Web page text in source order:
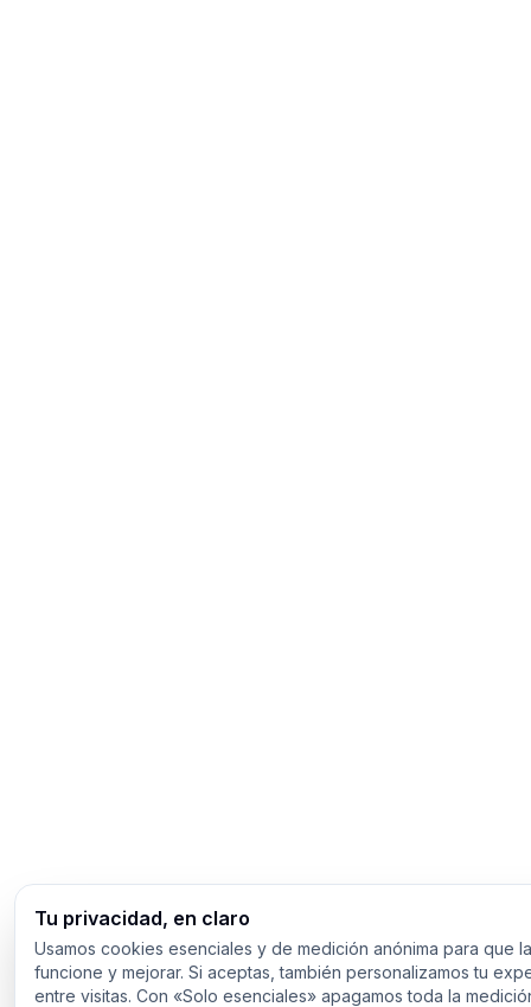
Tu privacidad, en claro
Usamos cookies esenciales y de medición anónima para que
funcione y mejorar. Si aceptas, también personalizamos tu
entre visitas. Con «Solo esenciales» apagamos toda la